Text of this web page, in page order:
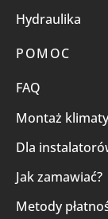
Hydraulika
POMOC
FAQ
Montaż
Dla
Jak zamawiać?
Metody